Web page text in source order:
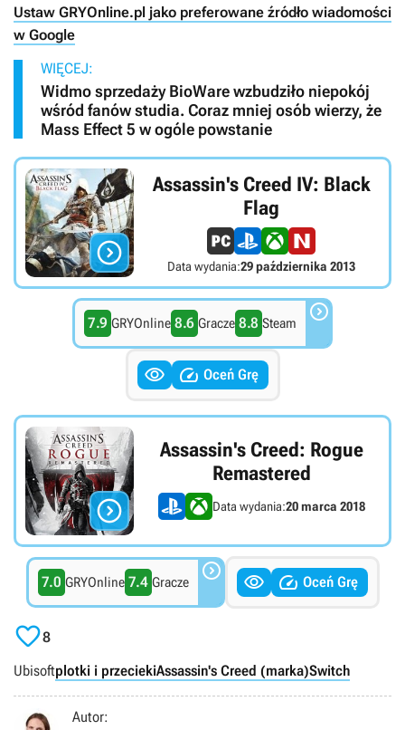
Ustaw GRYOnline.pl jako preferowane źródło wiadomości
w Google
WIĘCEJ:
Widmo sprzedaży BioWare wzbudziło niepokój
wśród fanów studia. Coraz mniej osób wierzy, że
Mass Effect 5 w ogóle powstanie

Assassin's Creed IV: Black
Flag
Data wydania:29 października 2013
7.9 GRYOnline 8.6 Gracze 8.8 Steam 
  Oceń Grę

Assassin's Creed: Rogue
Remastered
Data wydania:20 marca 2018
7.0 GRYOnline 7.4 Gracze    Oceń Grę
8
Ubisoftplotki i przeciekiAssassin's Creed (marka)Switch
Autor: